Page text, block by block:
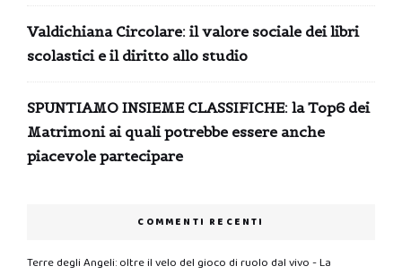
Valdichiana Circolare: il valore sociale dei libri
scolastici e il diritto allo studio
SPUNTIAMO INSIEME CLASSIFICHE: la Top6 dei
Matrimoni ai quali potrebbe essere anche
piacevole partecipare
COMMENTI RECENTI
Terre degli Angeli: oltre il velo del gioco di ruolo dal vivo - La